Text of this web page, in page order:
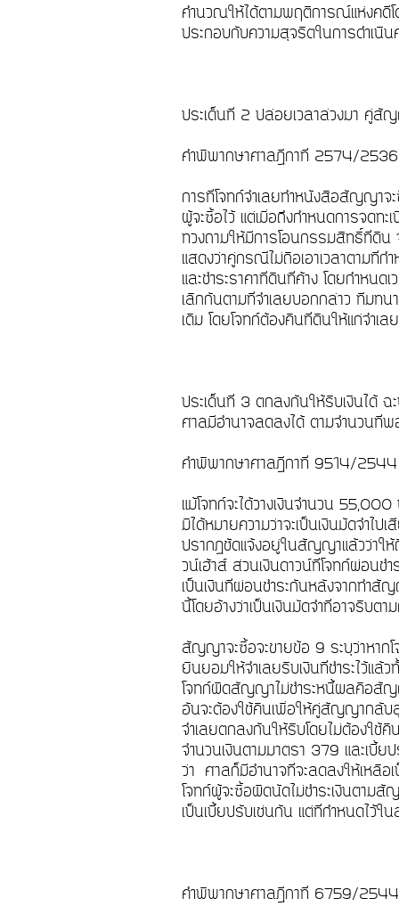
คำนวณให้ได้ตามพฤติการณ์แห่งคดี
ประกอบกับความสุจริตในการดำเ
ประเด็นที่ 2 ปล่อยเวลาล่วงมา คู่
คำพิพากษาศาลฎีกาที่ 2574/
การที่โจทก์จำเลยทำหนังสือสัญญาจ
ผู้จะซื้อไว้ แต่เมื่อถึงกำหนดการจด
ทวงถามให้มีการโอนกรรมสิทธิ์ที่ดิน
แสดงว่าคู่กรณีไม่ถือเอาเวลาตามที่
และชำระราคาที่ดินที่ค้าง โดยกำหน
เลิกกันตามที่จำเลยบอกกล่าว ทีมท
เดิม โดยโจทก์ต้องคืนที่ดินให้แก่จำเ
ประเด็นที่ 3 ตกลงกันให้ริบเงินได้
ศาลมีอำนาจลดลงได้ ตามจำนวน
คำพิพากษาศาลฎีกาที่ 9514/
แม้โจทก์จะได้วางเงินจำนวน
มิได้หมายความว่าจะเป็นเงินมัดจำไ
ปรากฏชัดแจ้งอยู่ในสัญญาแล้วว่าให้
วน์เฮ้าส์ ส่วนเงินดาวน์ที่โจทก์ผ่อนช
เป็นเงินที่ผ่อนชำระกันหลังจากทำสั
นี้โดยอ้างว่าเป็นเงินมัดจำที่อาจริบต
สัญญาจะซื้อจะขายข้อ 9 ระบุว่าหาก
ยินยอมให้จำเลยริบเงินที่ชำระไว้
โจทก์ผิดสัญญาไม่ชำระหนี้ผลคือสัญญ
อันจะต้องใช้คืนเพื่อให้คู่สัญญากลับ
จำเลยตกลงกันให้ริบโดยไม่ต้องใช้
จำนวนเงินตามมาตรา 379 และเบี้
ว่า ศาลก็มีอำนาจที่จะลดลงให้เหลื
โจทก์ผู้จะซื้อผิดนัดไม่ชำระเงินตาม
เป็นเบี้ยปรับเช่นกัน แต่ที่กำหนดไว้
คำพิพากษาศาลฎีกาที่ 6759/